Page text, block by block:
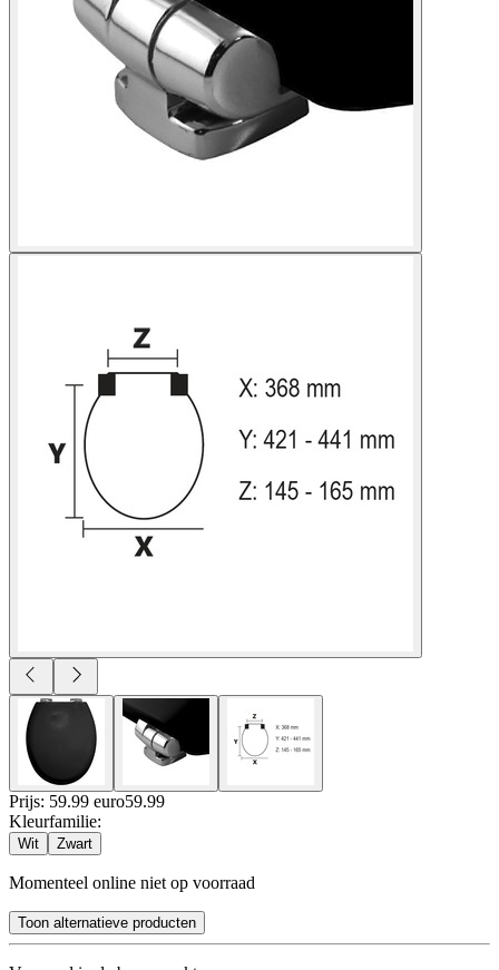
Prijs: 59.99 euro59.99
Kleurfamilie:
Wit Zwart
Momenteel online niet op voorraad
Toon alternatieve producten